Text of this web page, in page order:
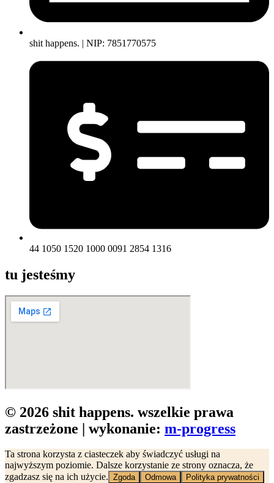
shit happens. | NIP: 7851770575
44 1050 1520 1000 0091 2854 1316
tu jesteśmy
© 2026 shit happens. wszelkie prawa
zastrzeżone | wykonanie: m-progress
Ta strona korzysta z ciasteczek aby świadczyć usługi na
najwyższym poziomie. Dalsze korzystanie ze strony oznacza, że
zgadzasz się na ich użycie. Zgoda Odmowa Polityka prywatności